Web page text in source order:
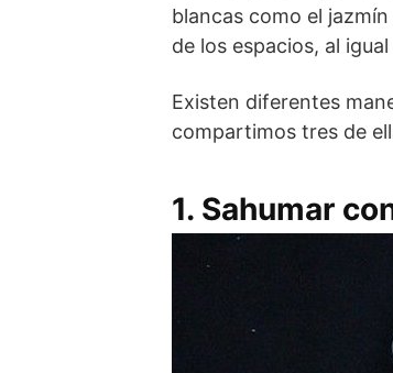
blancas como el
de los espacios, al
Existen diferentes
compartimos tres de
1. Sahumar